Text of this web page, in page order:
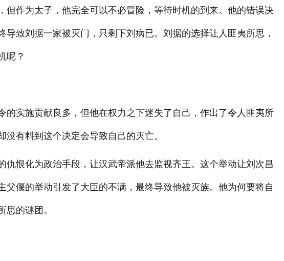
但作为太子，他完全可以不必冒险，等待时机的到来。他的错误决
导致刘据一家被灭门，只剩下刘病已。刘据的选择让人匪夷所思，
呢？
的实施贡献良多，但他在权力之下迷失了自己，作出了令人匪夷所
有料到这个决定会导致自己的灭亡。
仇恨化为政治手段，让汉武帝派他去监视齐王。这个举动让刘次昌
父偃的举动引发了大臣的不满，最终导致他被灭族。他为何要将自
思的谜团。